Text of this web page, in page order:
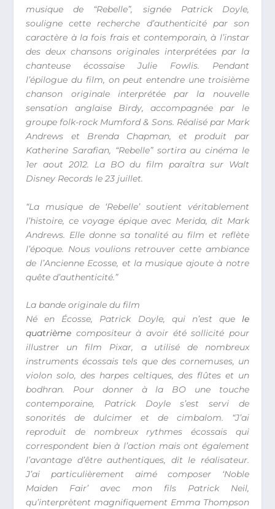
musique de “Rebelle”, signée Patrick Doyle,
souligne cette recherche d’authenticité par son
caractère à la fois frais et contemporain, à l’instar
des deux chansons originales interprétées par la
chanteuse écossaise Julie Fowlis. Pendant
l’épilogue du film, on peut entendre une troisième
chanson originale interprétée par la nouvelle
sensation anglaise Birdy, accompagnée par le
groupe folk-rock Mumford & Sons. Réalisé par Mark
Andrews et Brenda Chapman, et produit par
Katherine Sarafian, “Rebelle” sortira au cinéma le
1er aout 2012. La BO du film paraîtra sur Walt
Disney Records le 23 juillet.
“La musique de ‘Rebelle’ soutient véritablement
l’histoire, ce voyage épique avec Merida, dit Mark
Andrews. Elle donne sa tonalité au film et reflète
l’époque. Nous voulions retrouver cette ambiance
de l’Ancienne Ecosse, et la musique ajoute à notre
quête d’authenticité.”
La bande originale du film
Né en Écosse, Patrick Doyle, qui n’est que le
quatrième compositeur à avoir été sollicité pour
illustrer un film Pixar, a utilisé de nombreux
instruments écossais tels que des cornemuses, un
violon solo, des harpes celtiques, des flûtes et un
bodhran. Pour donner à la BO une touche
contemporaine, Patrick Doyle s’est servi de
sonorités de dulcimer et de cimbalom. “J’ai
reproduit de nombreux rythmes écossais qui
correspondent bien à l’action mais ont également
l’avantage d’être authentiques, dit le réalisateur.
J’ai particulièrement aimé composer ‘Noble
Maiden Fair’ avec mon fils Patrick Neil,
qu’interprètent magnifiquement Emma Thompson